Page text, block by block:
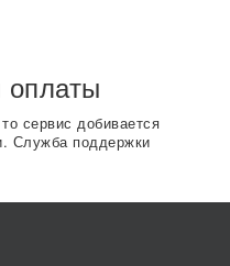
оплаты
сервис добивается
Служба поддержки